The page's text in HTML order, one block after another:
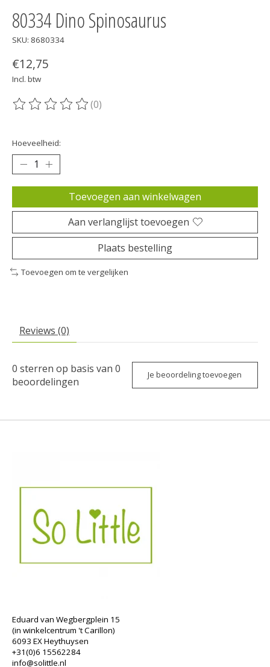
80334 Dino Spinosaurus
SKU: 8680334
€12,75
Incl. btw
De beoordeling van dit product is
(0)
Hoeveelheid:
Toevoegen aan winkelwagen
Aan verlanglijst toevoegen
Plaats bestelling
Toevoegen om te vergelijken
Reviews (0)
0 sterren op basis van 0
beoordelingen
Je beoordeling toevoegen
Eduard van Wegbergplein 15
(in winkelcentrum 't Carillon)
6093 EX Heythuysen
+31(0)6 15562284
info@solittle.nl